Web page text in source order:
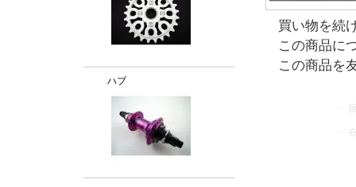
ハブ
買い物を続
この商品に
この商品を